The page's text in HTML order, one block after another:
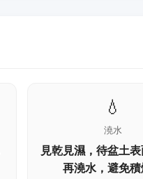
💧
澆水
見乾見濕，待盆土
再澆水，避免